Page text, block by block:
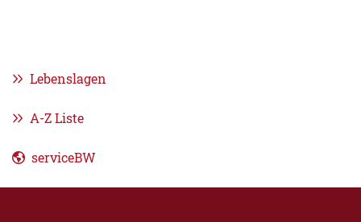
Lebenslagen
A-Z Liste
serviceBW